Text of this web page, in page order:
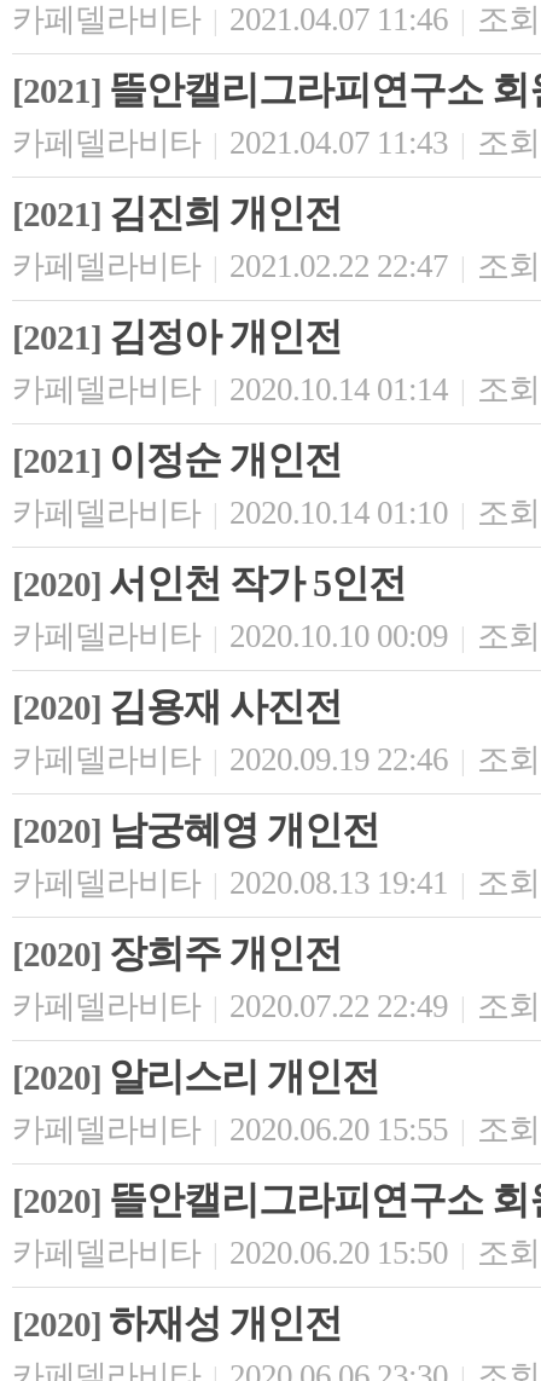
카페델라비타 | 2021.04.07 11:46 | 조
[2021] 뜰안캘리그라피연구소 회
카페델라비타 | 2021.04.07 11:43 | 조
[2021] 김진희 개인전
카페델라비타 | 2021.02.22 22:47 | 조
[2021] 김정아 개인전
카페델라비타 | 2020.10.14 01:14 | 조
[2021] 이정순 개인전
카페델라비타 | 2020.10.14 01:10 | 조
[2020] 서인천 작가 5인전
카페델라비타 | 2020.10.10 00:09 | 조
[2020] 김용재 사진전
카페델라비타 | 2020.09.19 22:46 | 조
[2020] 남궁혜영 개인전
카페델라비타 | 2020.08.13 19:41 | 조
[2020] 장희주 개인전
카페델라비타 | 2020.07.22 22:49 | 조
[2020] 알리스리 개인전
카페델라비타 | 2020.06.20 15:55 | 조
[2020] 뜰안캘리그라피연구소 회
카페델라비타 | 2020.06.20 15:50 | 조
[2020] 하재성 개인전